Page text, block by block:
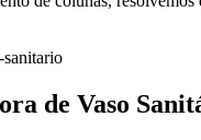
de Vaso